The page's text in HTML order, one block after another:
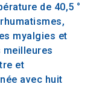
de 40,5 °
myalgies et
meilleures
et
avec huit